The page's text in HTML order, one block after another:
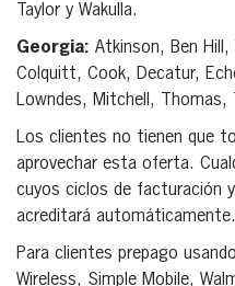
Taylor y Wakulla.
Georgia: Atkinson, Ben
Colquitt, Cook, Decatur,
Lowndes, Mitchell,
Los clientes no tienen que
aprovechar esta oferta.
cuyos ciclos de facturación
acreditará automáticamente.
Para clientes prepago
Wireless, Simple Mobile,